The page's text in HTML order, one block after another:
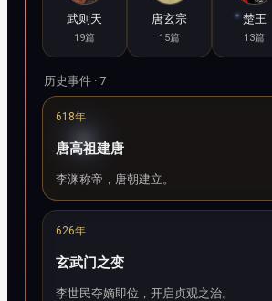
武则天
19篇
唐玄宗
15篇
楚王
13篇
历史事件 · 7
618年
唐高祖建唐
李渊称帝，唐朝建立。
626年
玄武门之变
李世民夺嫡即位，开启贞观之治。